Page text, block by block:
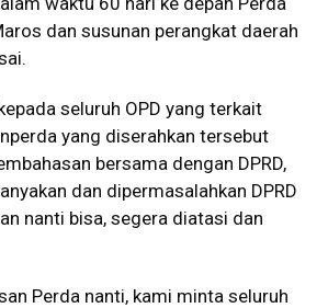
dan susunan perangkat daerah
seluruh OPD yang terkait
yang diserahkan tersebut
bersama dengan DPRD,
dan dipermasalahkan DPRD
nanti bisa, segera diatasi dan
Perda nanti, kami minta seluruh